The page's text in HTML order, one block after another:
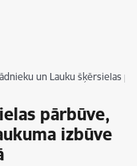
un Lauku šķērsielas
pārbūve,
izbūve